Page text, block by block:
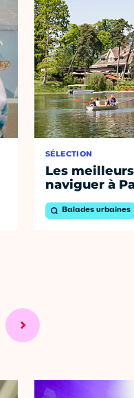
SÉLECTION
Les
naviguer à
Balades urbaines